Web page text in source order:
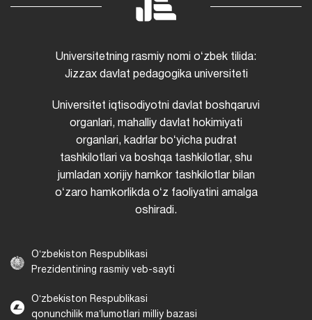
Universitetning rasmiy nomi oʻzbek tilida:
Jizzax davlat pedagogika universiteti
Universitet iqtisodiyotni davlat boshqaruvi
organlari, mahalliy davlat hokimiyati
organlari, kadrlar boʻyicha pudrat
tashkilotlari va boshqa tashkilotlar, shu
jumladan xorijiy hamkor tashkilotlar bilan
oʻzaro hamkorlikda oʻz faoliyatini amalga
oshiradi.
Oʻzbekiston Respublikasi
Prezidentining rasmiy veb-sayti
Oʻzbekiston Respublikasi
qonunchilik maʼlumotlari milliy bazasi